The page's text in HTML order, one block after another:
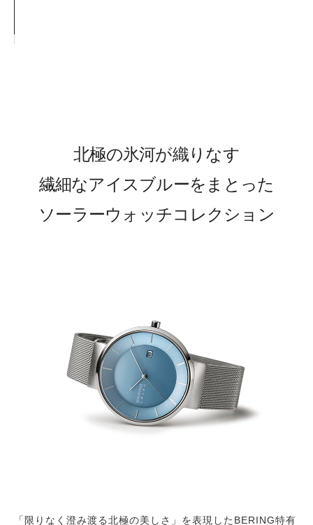
北極の氷河が織りなす
繊細なアイスブルーをまとった
ソーラーウォッチコレクション
「限りなく澄み渡る北極の美しさ」を表現したBERING特有